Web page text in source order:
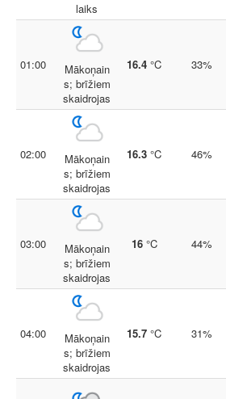
laiks
01:00
Mākoņain
s; brīžiem
skaidrojas
16.4 °C 33%
02:00
Mākoņain
s; brīžiem
skaidrojas
16.3 °C 46%
03:00
Mākoņain
s; brīžiem
skaidrojas
16°C 44%
04:00
Mākoņain
s; brīžiem
skaidrojas
15.7 °C 31%